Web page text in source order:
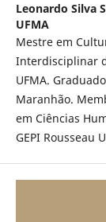
Leonardo Silva
UFMA
Mestre em
Interdisciplinar
UFMA.
Maranhão.
em Ciências
GEPI Rousseau